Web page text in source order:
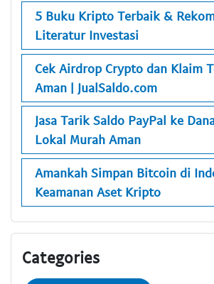
5 Buku Kripto Terbaik &
Literatur Investasi
Cek Airdrop Crypto dan Klaim
Aman | JualSaldo.com
Jasa Tarik Saldo PayPal ke
Lokal Murah Aman
Amankah Simpan Bitcoin di
Keamanan Aset Kripto
Categories